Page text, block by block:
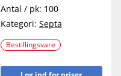
Antal / pk: 100
Kategori: Septa
Bestillingsvare